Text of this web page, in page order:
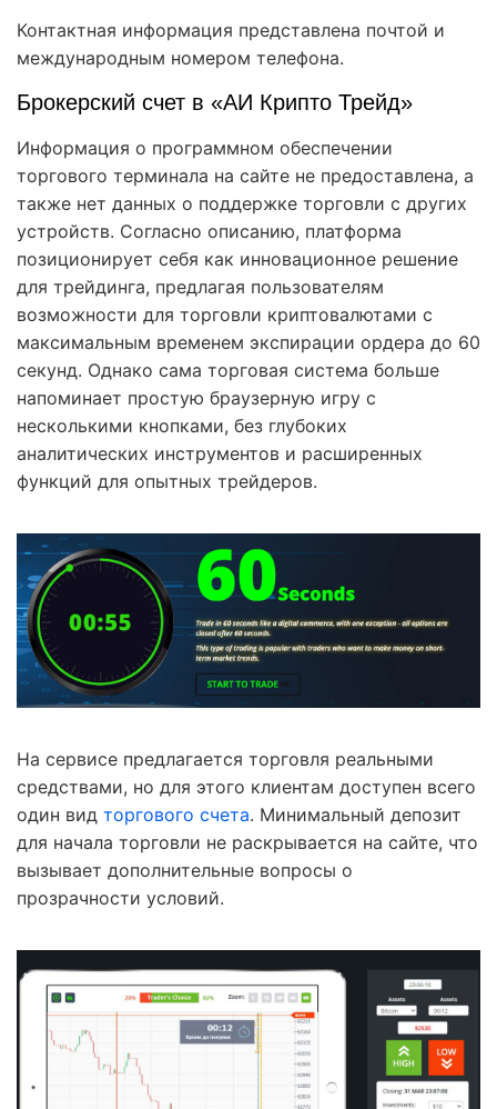
Контактная информация представлена почтой и
международным номером телефона.
Брокерский счет в «АИ Крипто Трейд»
Информация о программном обеспечении
торгового терминала на сайте не предоставлена, а
также нет данных о поддержке торговли с других
устройств. Согласно описанию, платформа
позиционирует себя как инновационное решение
для трейдинга, предлагая пользователям
возможности для торговли криптовалютами с
максимальным временем экспирации ордера до 60
секунд. Однако сама торговая система больше
напоминает простую браузерную игру с
несколькими кнопками, без глубоких
аналитических инструментов и расширенных
функций для опытных трейдеров.
На сервисе предлагается торговля реальными
средствами, но для этого клиентам доступен всего
один вид торгового счета. Минимальный депозит
для начала торговли не раскрывается на сайте, что
вызывает дополнительные вопросы о
прозрачности условий.